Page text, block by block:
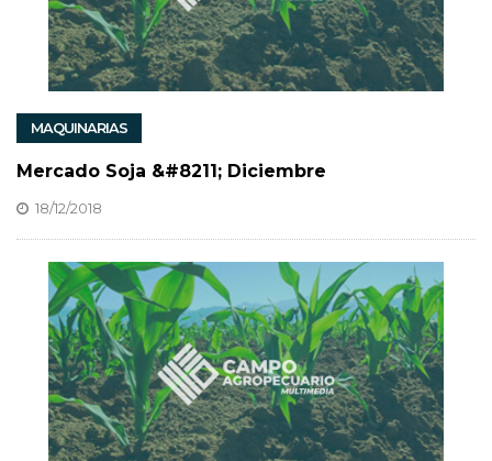
MAQUINARIAS
Mercado Soja &#8211; Diciembre
18/12/2018